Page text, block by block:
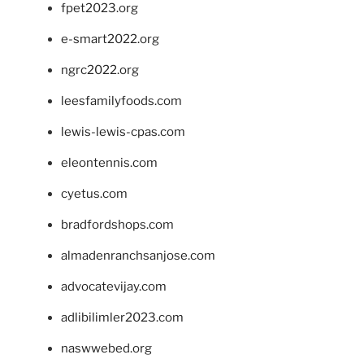
fpet2023.org
e-smart2022.org
ngrc2022.org
leesfamilyfoods.com
lewis-lewis-cpas.com
eleontennis.com
cyetus.com
bradfordshops.com
almadenranchsanjose.com
advocatevijay.com
adlibilimler2023.com
naswwebed.org